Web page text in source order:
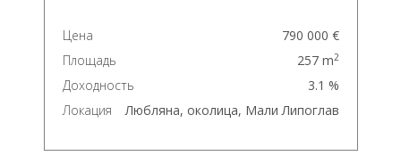
Цена
790 000 €
Площадь
257 m2
Доходность
3.1 %
Локация
Любляна, околица, Мали Липоглав